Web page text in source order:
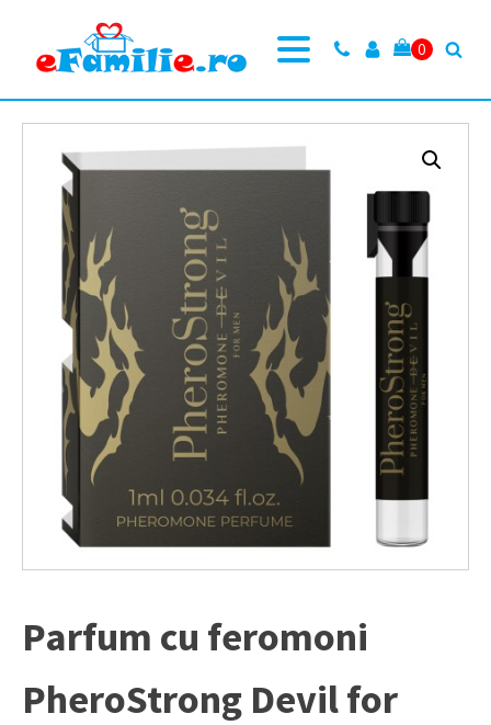
Parfum cu feromoni
PheroStrong Devil for